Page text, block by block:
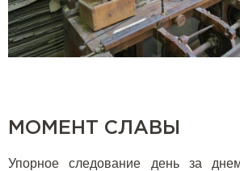
МОМЕНТ СЛАВЫ
Упорное следование день за